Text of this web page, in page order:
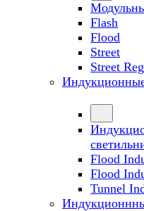
Flash
Flood
Street
Street
Flood
Flood
Tunnel